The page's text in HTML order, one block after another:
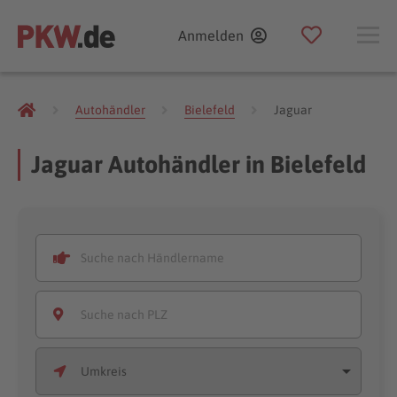
Anmelden
Autohändler Bielefeld Jaguar
Jaguar Autohändler in Bielefeld